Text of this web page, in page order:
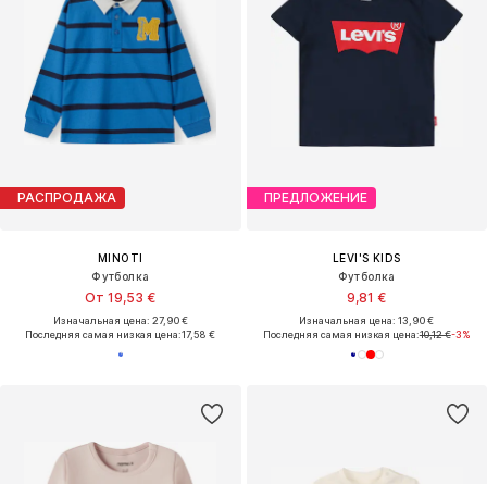
РАСПРОДАЖА
MINOTI
Футболка
От 19,53 €
Изначальная цена: 27,90 €
Последняя самая низкая цена:17,58 €
ПРЕДЛОЖЕНИЕ
LEVI'S KIDS
Футболка
9,81 €
Изначальная цена: 13,90 €
Последняя самая низкая цена:10,12 €-3%